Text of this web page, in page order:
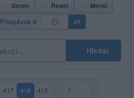
Strom Reset
Menší
Příspěvek # Jít
Hledat
417 416(aktuální strana)
415 1